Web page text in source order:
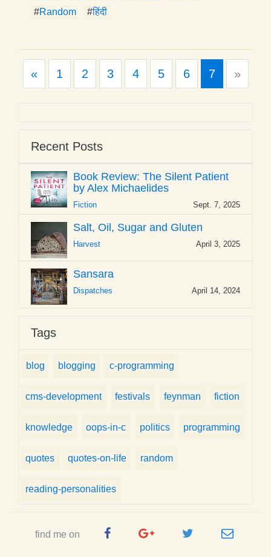
#Random #हिंदी
«Previous
1 2 3 4 5 6 7 »Next
Recent Posts
Book Review: The Silent Patient
by Alex Michaelides
Fiction Sept. 7, 2025
Salt, Oil, Sugar and Gluten
Harvest April 3, 2025
Sansara
Dispatches April 14, 2024
Tags
blog blogging c-programming
cms-development festivals feynman fiction
knowledge oops-in-c politics programming
quotes quotes-on-life random
reading-personalities
find me on
FacebookGoogle Twitter e-